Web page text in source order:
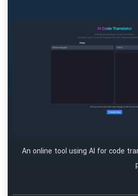
An online tool using AI for code